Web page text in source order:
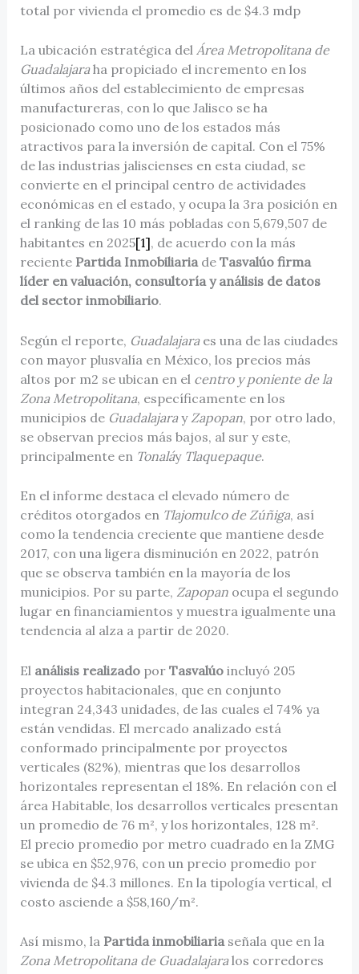
total por vivienda el promedio es de $4.3 mdp
La ubicación estratégica del Área Metropolitana de
Guadalajaraha propiciado el incremento en los
últimos años del establecimiento de empresas
manufactureras, con lo que Jalisco se ha
posicionado como uno de los estados más
atractivos para la inversión de capital. Con el 75%
de las industrias jaliscienses en esta ciudad, se
convierte en el principal centro de actividades
económicas en el estado, y ocupa la 3ra posición en
el ranking de las 10 más pobladas con 5,679,507 de
habitantes en 2025[1], de acuerdo con la más
reciente Partida Inmobiliariade Tasvalúo firma
líder en valuación, consultoría y análisis de datos
del sector inmobiliario.
Según el reporte, Guadalajara es una de las ciudades
con mayor plusvalía en México, los precios más
altos por m2 se ubican en el centro y poniente de la
Zona Metropolitana, específicamente en los
municipios de Guadalajaray Zapopan, por otro lado,
se observan precios más bajos, al sur y este,
principalmente en Tonaláy Tlaquepaque.
En el informe destaca el elevado número de
créditos otorgados en Tlajomulco de Zúñiga, así
como la tendencia creciente que mantiene desde
2017, con una ligera disminución en 2022, patrón
que se observa también en la mayoría de los
municipios. Por su parte, Zapopanocupa el segundo
lugar en financiamientos y muestra igualmente una
tendencia al alza a partir de 2020.
El análisis realizado por Tasvalúo incluyó 205
proyectos habitacionales, que en conjunto
integran 24,343 unidades, de las cuales el 74% ya
están vendidas. El mercado analizado está
conformado principalmente por proyectos
verticales (82%), mientras que los desarrollos
horizontales representan el 18%. En relación con el
área Habitable, los desarrollos verticales presentan
un promedio de 76 m², y los horizontales, 128 m².
El precio promedio por metro cuadrado en la ZMG
se ubica en $52,976, con un precio promedio por
vivienda de $4.3 millones. En la tipología vertical, el
costo asciende a $58,160/m².
Así mismo, la Partida inmobiliariaseñala que en la
Zona Metropolitana de Guadalajaralos corredores